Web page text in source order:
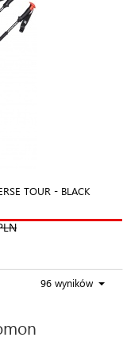
TOUR - BLACK
96 wyników